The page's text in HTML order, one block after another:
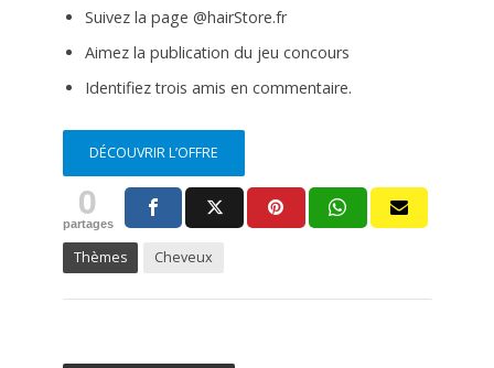
Suivez la page @hairStore.fr
Aimez la publication du jeu concours
Identifiez trois amis en commentaire.
DÉCOUVRIR L’OFFRE
0
partages
Thèmes Cheveux